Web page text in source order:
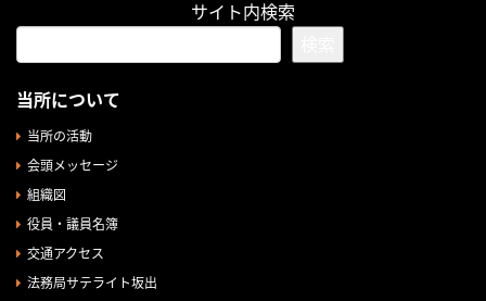
サイト内検索
当所について
当所の活動
会頭メッセージ
組織図
役員・議員名簿
交通アクセス
法務局サテライト坂出